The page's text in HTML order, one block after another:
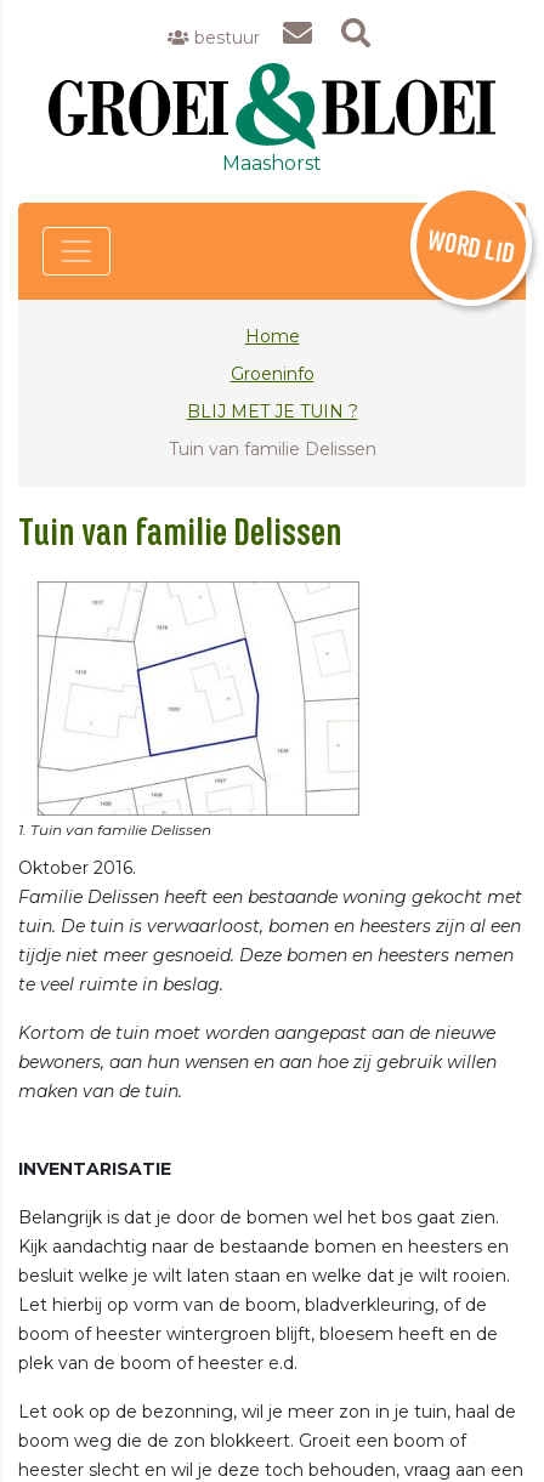
bestuur
Maashorst
WORD LID
Home
Groeninfo
BLIJ MET JE TUIN ?
Tuin van familie Delissen
Tuin van familie Delissen
Oktober 2016.
Familie Delissen heeft een bestaande woning gekocht met
tuin. De tuin is verwaarloost, bomen en heesters zijn al een
tijdje niet meer gesnoeid. Deze bomen en heesters nemen
te veel ruimte in beslag.
Kortom de tuin moet worden aangepast aan de nieuwe
bewoners, aan hun wensen en aan hoe zij gebruik willen
maken van de tuin.
INVENTARISATIE
Belangrijk is dat je door de bomen wel het bos gaat zien.
Kijk aandachtig naar de bestaande bomen en heesters en
besluit welke je wilt laten staan en welke dat je wilt rooien.
Let hierbij op vorm van de boom, bladverkleuring, of de
boom of heester wintergroen blijft, bloesem heeft en de
plek van de boom of heester e.d.
Let ook op de bezonning, wil je meer zon in je tuin, haal de
boom weg die de zon blokkeert. Groeit een boom of
heester slecht en wil je deze toch behouden, vraag aan een